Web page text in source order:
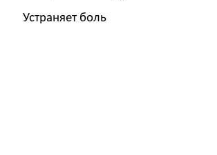
Устраняет боль